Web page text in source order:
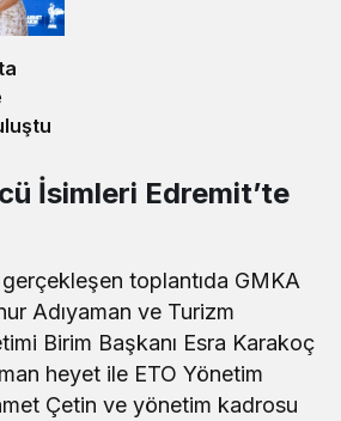
İsimleri Edremit’te
gerçekleşen toplantıda GMKA
Adıyaman ve Turizm
Birim Başkanı Esra Karakoç
heyet ile ETO Yönetim
Çetin ve yönetim kadrosu